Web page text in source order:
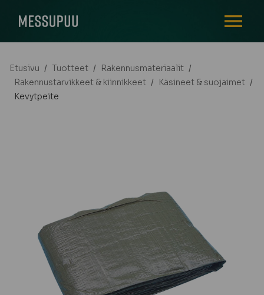
Etusivu / Tuotteet / Rakennusmateriaalit /
Rakennustarvikkeet & kiinnikkeet / Käsineet & suojaimet /
Kevytpeite